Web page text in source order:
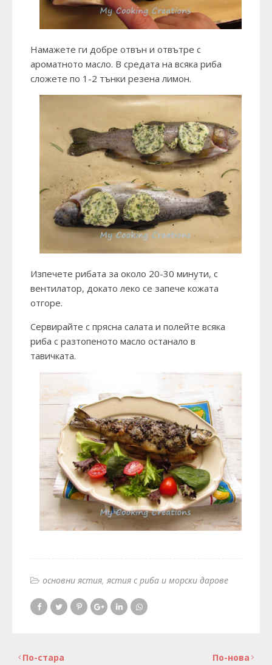
Намажете ги добре отвън и отвътре с
ароматното масло. В средата на всяка риба
сложете по 1-2 тънки резена лимон.
Изпечете рибата за около 20-30 минути, с
вентилатор, докато леко се запече кожата
отгоре.
Сервирайте с прясна салата и полейте всяка
риба с разтопеното масло останало в
тавичката.
основни ястия ястия с риба и морски дарове
По-нова
По-стара